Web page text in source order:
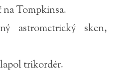
Tompkinsa.
astrometrický sken,
trikordér.